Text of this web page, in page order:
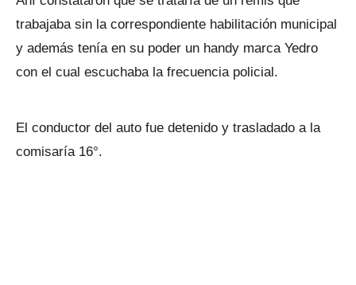
trabajaba sin la correspondiente habilitación municipal
y además tenía en su poder un handy marca Yedro
con el cual escuchaba la frecuencia policial.
El conductor del auto fue detenido y trasladado a la
comisaría 16°.